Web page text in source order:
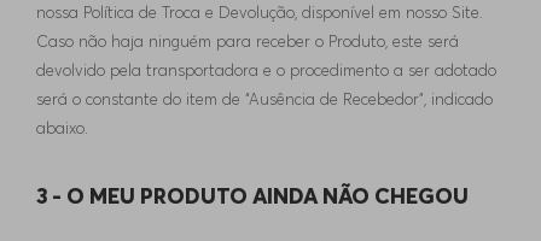
nossa Política de Troca e Devolução, disponível em nosso Site.
Caso não haja ninguém para receber o Produto, este será
devolvido pela transportadora e o procedimento a ser adotado
será o constante do item de “Ausência de Recebedor”, indicado
abaixo.
3 - O MEU PRODUTO AINDA NÃO CHEGOU